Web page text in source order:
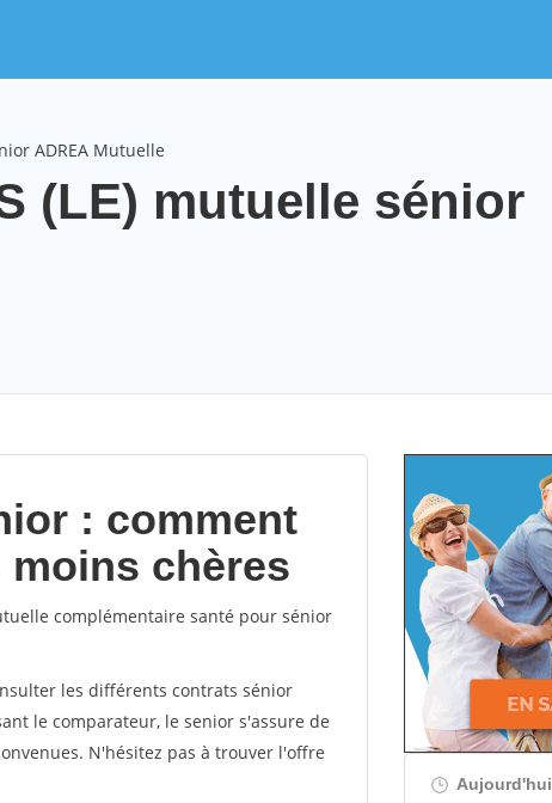
ADREA Mutuelle
(LE) mutuelle sénior
: comment
chères
complémentaire santé pour sénior
les différents contrats sénior
le comparateur, le senior s'assure de
N'hésitez pas à trouver l'offre
Aujourd'hui